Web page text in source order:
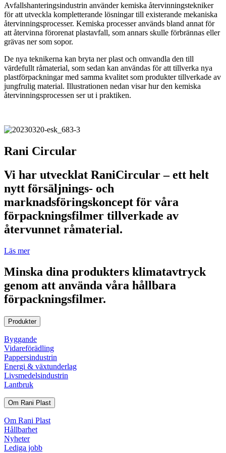
Avfallshanteringsindustrin använder kemiska återvinningstekniker
för att utveckla kompletterande lösningar till existerande mekaniska
återvinningsprocesser. Kemiska processer används bland annat för
att återvinna förorenat plastavfall, som annars skulle förbrännas eller
grävas ner som sopor.
De nya teknikerna kan bryta ner plast och omvandla den till
värdefullt råmaterial, som sedan kan användas för att tillverka nya
plastförpackningar med samma kvalitet som produkter tillverkade av
jungfrulig material. Illustrationen nedan visar hur den kemiska
återvinningsprocessen ser ut i praktiken.
Rani Circular
Vi har utvecklat RaniCircular – ett helt
nytt försäljnings- och
marknadsföringskoncept för våra
förpackningsfilmer tillverkade av
återvunnet råmaterial.
Läs mer
Minska dina produkters klimatavtryck
genom att använda våra hållbara
förpackningsfilmer.
Produkter
Byggande
Vidareförädling
Pappersindustrin
Energi & växtunderlag
Livsmedelsindustrin
Lantbruk
Om Rani Plast
Om Rani Plast
Hållbarhet
Nyheter
Lediga jobb